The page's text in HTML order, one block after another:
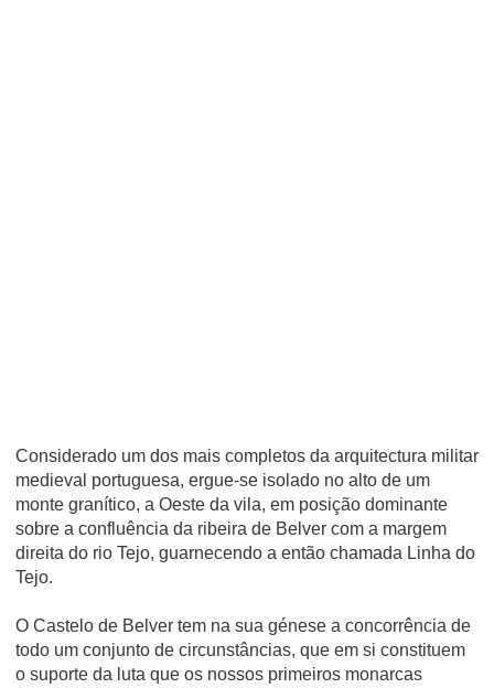
Considerado um dos mais completos da arquitectura militar
medieval portuguesa, ergue-se isolado no alto de um
monte graní­tico, a Oeste da vila, em posição dominante
sobre a confluência da ribeira de Belver com a margem
direita do rio Tejo, guarnecendo a então chamada Linha do
Tejo.
O Castelo de Belver tem na sua génese a concorrência de
todo um conjunto de circunstâncias, que em si constituem
o suporte da luta que os nossos primeiros monarcas